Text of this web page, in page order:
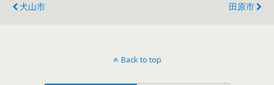
犬山市
田原市
Back to top